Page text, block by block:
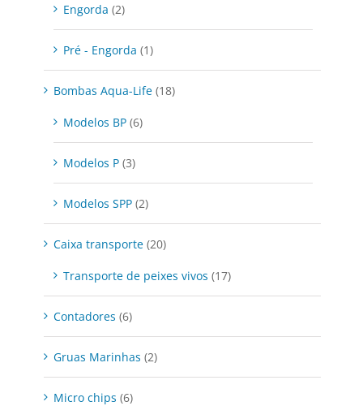
Engorda (2)
Pré - Engorda (1)
Bombas Aqua-Life (18)
Modelos BP (6)
Modelos P (3)
Modelos SPP (2)
Caixa transporte (20)
Transporte de peixes vivos (17)
Contadores (6)
Gruas Marinhas (2)
Micro chips (6)